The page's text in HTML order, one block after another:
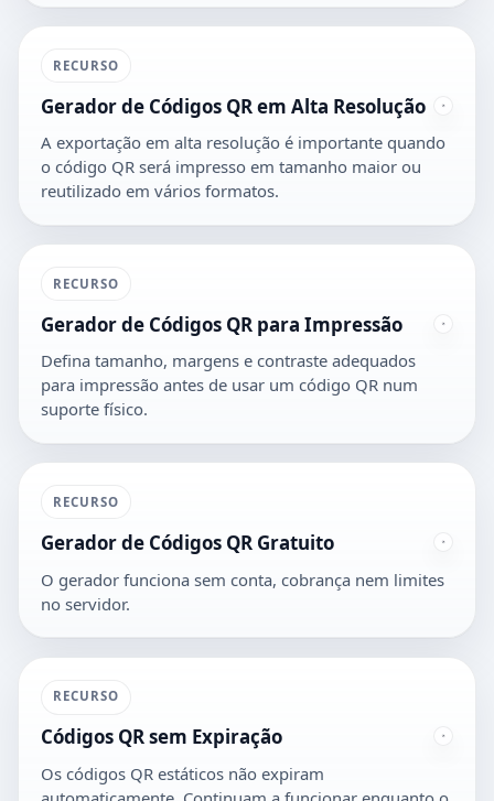
RECURSO
Gerador de Códigos QR em Alta Resolução
A exportação em alta resolução é importante quando
o código QR será impresso em tamanho maior ou
reutilizado em vários formatos.
RECURSO
Gerador de Códigos QR para Impressão
Defina tamanho, margens e contraste adequados
para impressão antes de usar um código QR num
suporte físico.
RECURSO
Gerador de Códigos QR Gratuito
O gerador funciona sem conta, cobrança nem limites
no servidor.
RECURSO
Códigos QR sem Expiração
Os códigos QR estáticos não expiram